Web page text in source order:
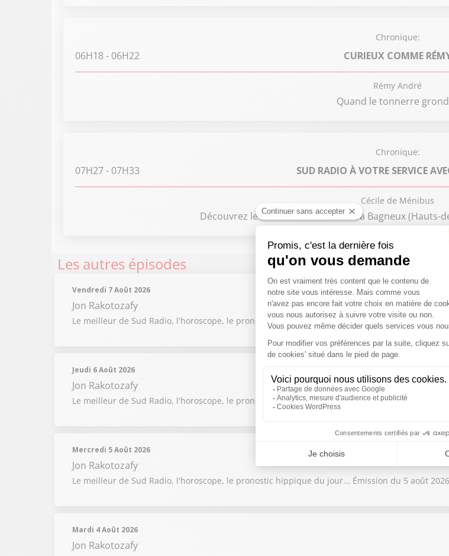
Chronique:
06H18- 06H22 CURIEUX COMME
Rémy André
Quand le tonnerre
Chronique:
07H27- 07H33 SUD RADIO À VOTRE SERVICE
Cécile de Ménibus
Découvrez le restaurant Lanta Wok à Bagneux (Hauts-
Les autres épisodes
Vendredi 7 Août 2026
Jon Rakotozafy
Le meilleur de Sud Radio, l'horoscope, le pronostic hippique du jour... Émission du 7 août 2026
Jeudi 6 Août 2026
Jon Rakotozafy
Le meilleur de Sud Radio, l'horoscope, le pronostic hippique du jour... Émission du 6 août 2026
Mercredi 5 Août 2026
Jon Rakotozafy
Le meilleur de Sud Radio, l'horoscope, le pronostic hippique du jour... Émission du 5 août 2026
Mardi 4 Août 2026
Jon Rakotozafy